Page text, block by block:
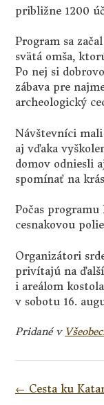
približne 1200
Program sa
svätá omša,
Po nej si
zábava pre
archeologický
Návštevníci
aj vďaka
domov odniesli
spomínať na
Počas
cesnakovou
Organizátori
privítajú na
i areálom
v sobotu 16.
Pridané v
Navigácia
← Cesta ku